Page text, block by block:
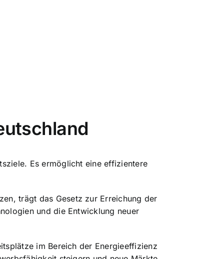
Es ermöglicht eine effizientere
trägt das Gesetz zur Erreichung der
und die Entwicklung neuer
im Bereich der Energieeffizienz